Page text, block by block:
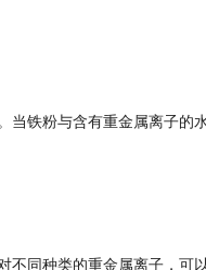
铁粉与含有重金属离子的
同种类的重金属离子，可